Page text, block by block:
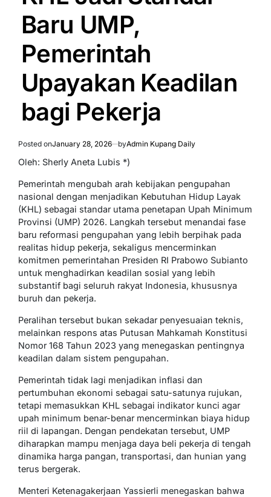
Baru UMP,
Pemerintah
Upayakan Keadilan
bagi Pekerja
Posted onJanuary 28, 2026 byAdmin Kupang Daily
Oleh: Sherly Aneta Lubis *)
Pemerintah mengubah arah kebijakan pengupahan
nasional dengan menjadikan Kebutuhan Hidup Layak
(KHL) sebagai standar utama penetapan Upah Minimum
Provinsi (UMP) 2026. Langkah tersebut menandai fase
baru reformasi pengupahan yang lebih berpihak pada
realitas hidup pekerja, sekaligus mencerminkan
komitmen pemerintahan Presiden RI Prabowo Subianto
untuk menghadirkan keadilan sosial yang lebih
substantif bagi seluruh rakyat Indonesia, khususnya
buruh dan pekerja.
Peralihan tersebut bukan sekadar penyesuaian teknis,
melainkan respons atas Putusan Mahkamah Konstitusi
Nomor 168 Tahun 2023 yang menegaskan pentingnya
keadilan dalam sistem pengupahan.
Pemerintah tidak lagi menjadikan inflasi dan
pertumbuhan ekonomi sebagai satu-satunya rujukan,
tetapi memasukkan KHL sebagai indikator kunci agar
upah minimum benar-benar mencerminkan biaya hidup
riil di lapangan. Dengan pendekatan tersebut, UMP
diharapkan mampu menjaga daya beli pekerja di tengah
dinamika harga pangan, transportasi, dan hunian yang
terus bergerak.
Menteri Ketenagakerjaan Yassierli menegaskan bahwa